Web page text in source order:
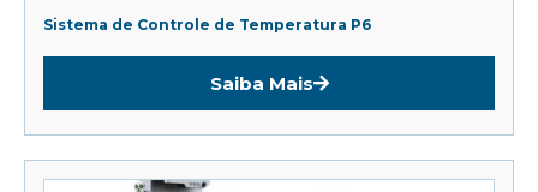
Sistema de Controle de Temperatura P6
Saiba Mais